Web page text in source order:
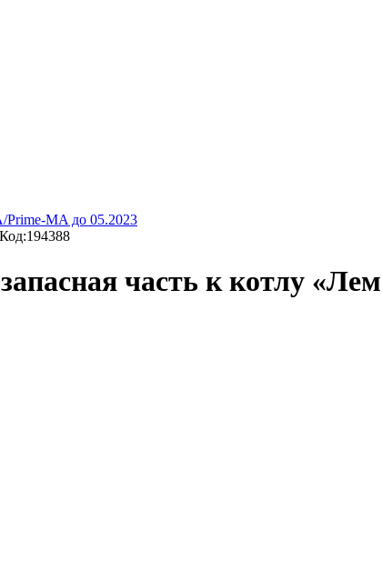
MA до 05.2023
часть к котлу